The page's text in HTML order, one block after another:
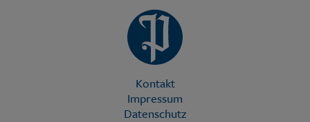
Kontakt
Impressum
Datenschutz